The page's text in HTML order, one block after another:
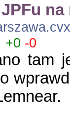
na
+0 -0
tam